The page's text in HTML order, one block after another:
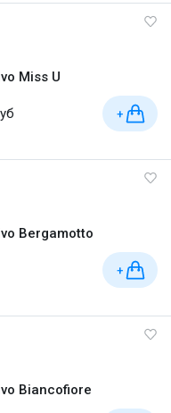
Miss U
+
Bergamotto
+
Biancofiore